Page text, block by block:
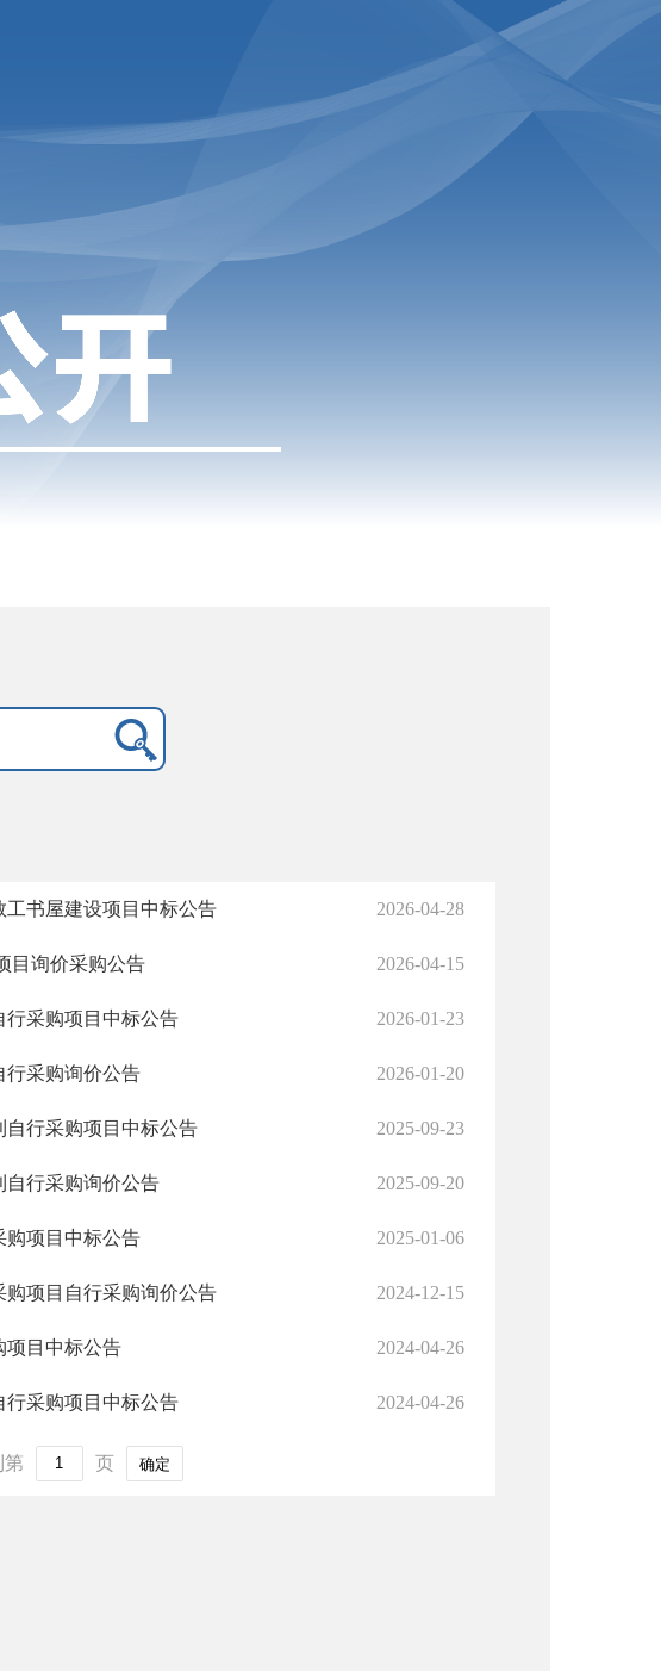
工书屋建设项目中标公告 2026-04-28
目询价采购公告 2026-04-15
行采购项目中标公告 2026-01-23
行采购询价公告 2026-01-20
自行采购项目中标公告 2025-09-23
自行采购询价公告 2025-09-20
购项目中标公告 2025-01-06
购项目自行采购询价公告 2024-12-15
项目中标公告 2024-04-26
行采购项目中标公告 2024-04-26
第 页 确定